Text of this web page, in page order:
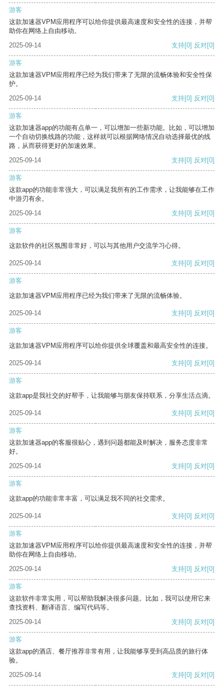
游客
这款加速器VPM应用程序可以给你提供最高速度和安全性的连接，并帮
助你在网络上自由移动。
2025-09-14
支持[0] 反对[0]
游客
这款加速器VPM应用程序已经为我们带来了无限的流畅体验和安全性保
护。
2025-09-14
支持[0] 反对[0]
游客
这款加速器app的功能有点单一，可以增加一些新功能。比如，可以增加
一个自动切换线路的功能，这样就可以根据网络情况自动选择最优的线
路，从而获得更好的加速效果。
2025-09-14
支持[0] 反对[0]
游客
这款app的功能非常强大，可以满足我所有的工作需求，让我能够在工作
中游刃有余。
2025-09-14
支持[0] 反对[0]
游客
这款软件的社区氛围非常好，可以与其他用户交流学习心得。
2025-09-14 支持[0] 反对[0]
游客
这款加速器VPM应用程序已经为我们带来了无限的流畅体验。
2025-09-14 支持[0] 反对[0]
游客
这款加速器VPM应用程序可以给你提供全球覆盖和最高安全性的连接。
2025-09-14 支持[0] 反对[0]
游客
这款app是我社交的好帮手，让我能够与朋友保持联系，分享生活点滴。
2025-09-14 支持[0] 反对[0]
游客
这款加速器app的客服很贴心，遇到问题都能及时解决，服务态度非常
好。
2025-09-14
支持[0] 反对[0]
游客
这款app的功能非常丰富，可以满足我不同的社交需求。
2025-09-14 支持[0] 反对[0]
游客
这款加速器VPM应用程序可以给你提供最高速度和安全性的连接，并帮
助你在网络上自由移动。
2025-09-14
支持[0] 反对[0]
游客
这款软件非常实用，可以帮助我解决很多问题。比如，我可以使用它来
查找资料、翻译语言、编写代码等。
2025-09-14
支持[0] 反对[0]
游客
这款app的酒店、餐厅推荐非常有用，让我能够享受到高品质的旅行体
验。
2025-09-14
支持[0] 反对[0]